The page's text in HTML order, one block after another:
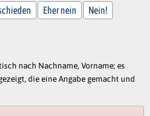
Eher nein Nein!
nach Nachname, Vorname; es
die eine Angabe gemacht und